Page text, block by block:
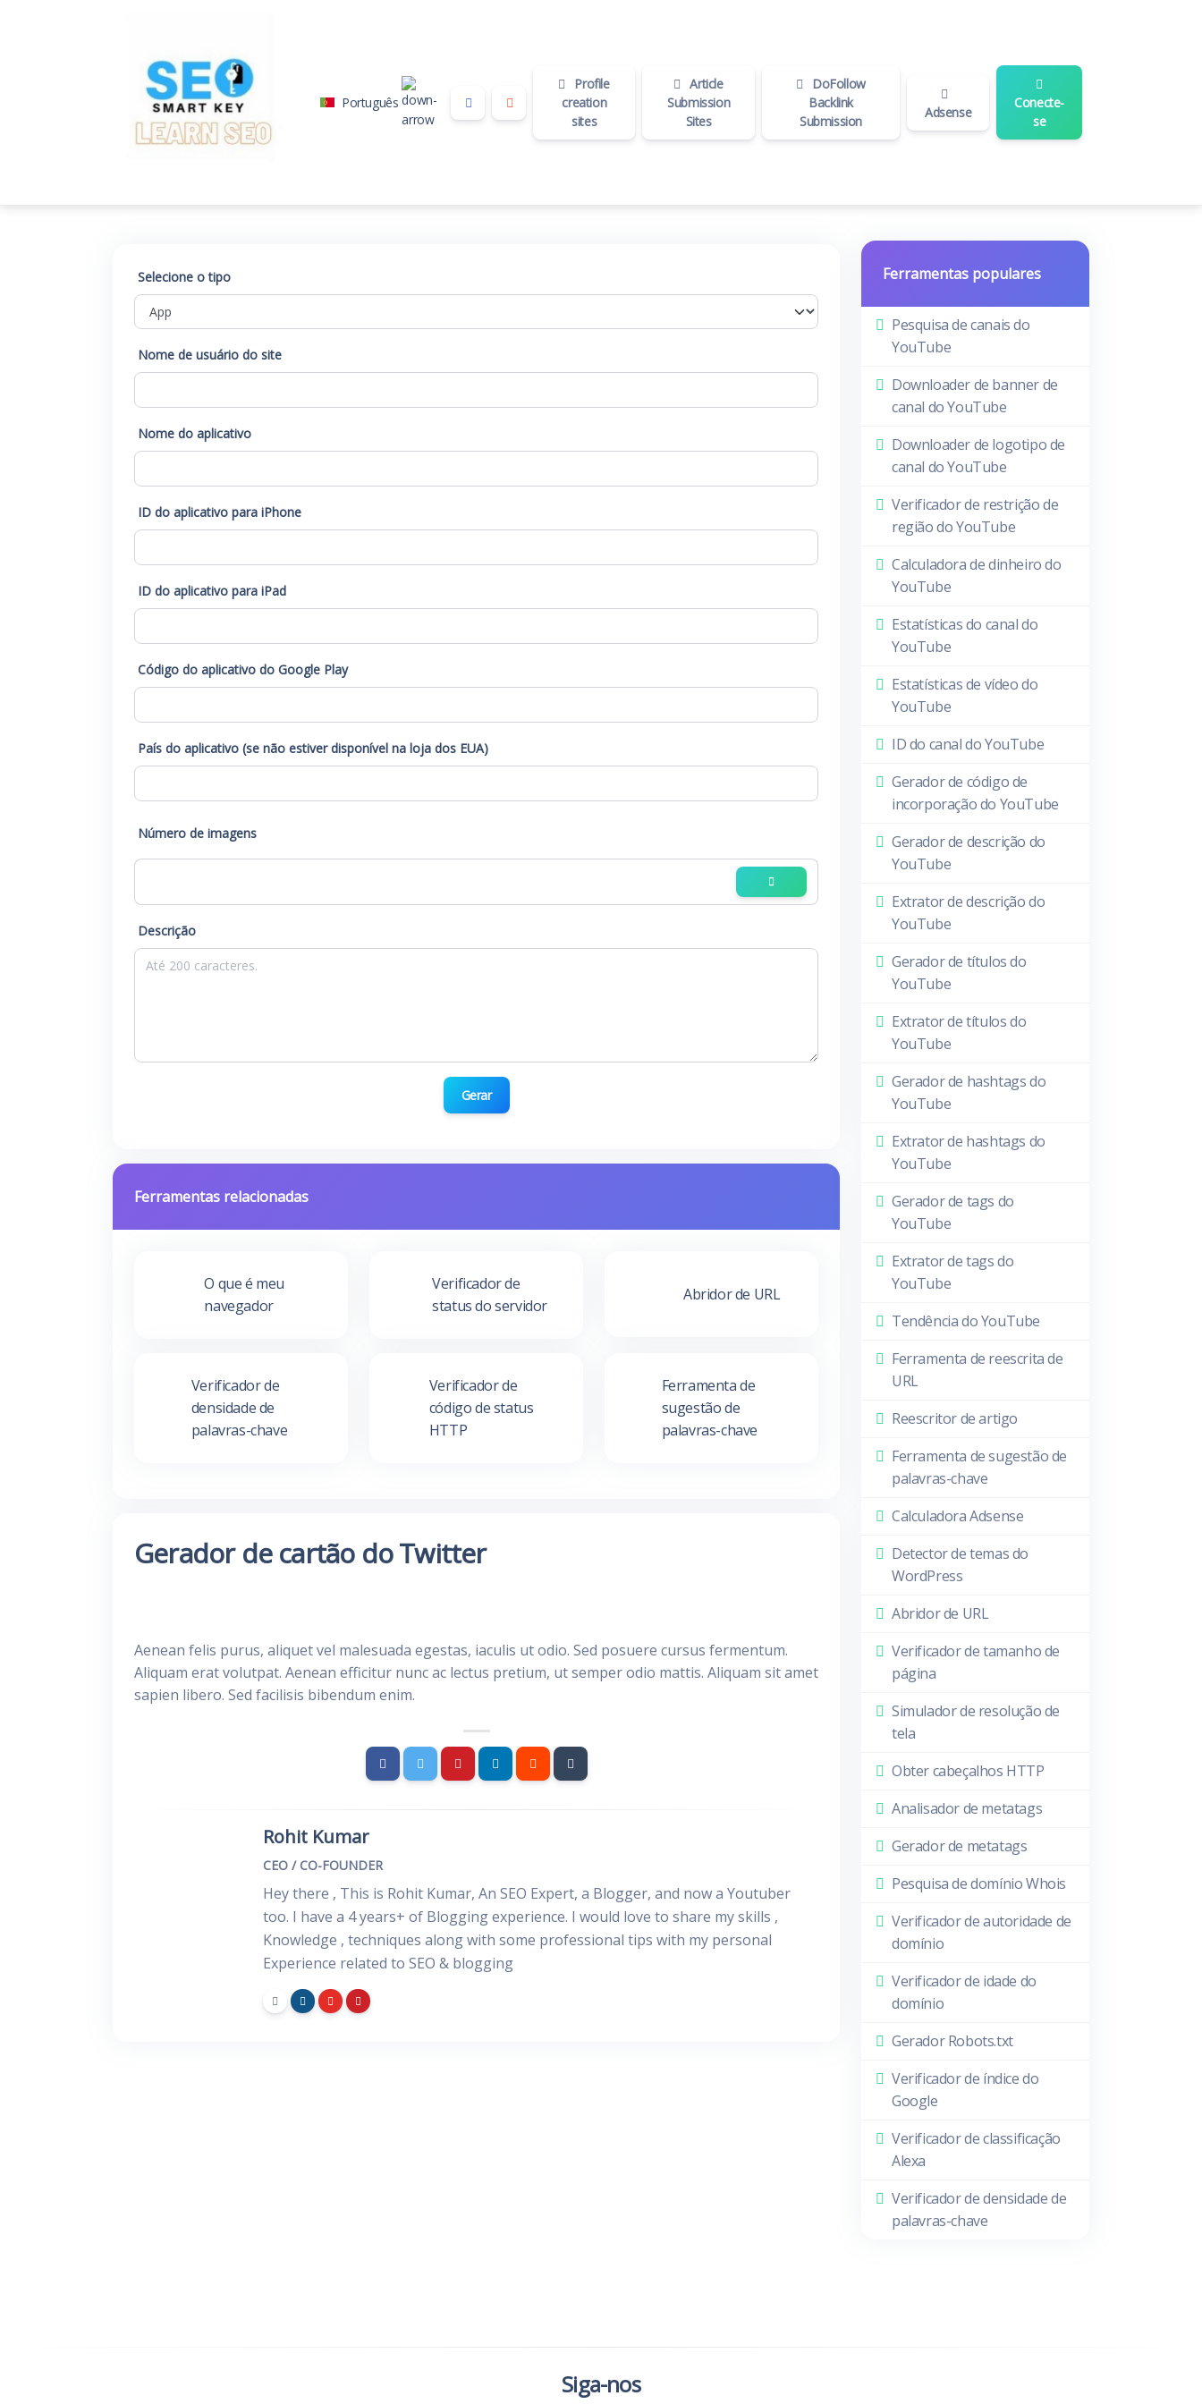
Português
Profile
creation
sites
Article
Submission
Sites
DoFollow
Backlink
Submission
Adsense
Conecte-
se
Selecione o tipo
Nome de usuário do site
Nome do aplicativo
ID do aplicativo para iPhone
ID do aplicativo para iPad
Código do aplicativo do Google Play
País do aplicativo (se não estiver disponível na loja dos EUA)
Número de imagens
Descrição
Gerar
Ferramentas relacionadas
O que é meu
navegador
Verificador de
status do servidor
Abridor de URL
Verificador de
densidade de
palavras-chave
Verificador de
código de status
HTTP
Ferramenta de
sugestão de
palavras-chave
Gerador de cartão do Twitter
Aenean felis purus, aliquet vel malesuada egestas, iaculis ut odio. Sed posuere cursus fermentum.
Aliquam erat volutpat. Aenean efficitur nunc ac lectus pretium, ut semper odio mattis. Aliquam sit amet
sapien libero. Sed facilisis bibendum enim.
Rohit Kumar
CEO / CO-FOUNDER
Hey there , This is Rohit Kumar, An SEO Expert, a Blogger, and now a Youtuber
too. I have a 4 years+ of Blogging experience. I would love to share my skills ,
Knowledge , techniques along with some professional tips with my personal
Experience related to SEO & blogging
Ferramentas populares
Pesquisa de canais do
YouTube
Downloader de banner de
canal do YouTube
Downloader de logotipo de
canal do YouTube
Verificador de restrição de
região do YouTube
Calculadora de dinheiro do
YouTube
Estatísticas do canal do
YouTube
Estatísticas de vídeo do
YouTube
ID do canal do YouTube
Gerador de código de
incorporação do YouTube
Gerador de descrição do
YouTube
Extrator de descrição do
YouTube
Gerador de títulos do
YouTube
Extrator de títulos do
YouTube
Gerador de hashtags do
YouTube
Extrator de hashtags do
YouTube
Gerador de tags do
YouTube
Extrator de tags do
YouTube
Tendência do YouTube
Ferramenta de reescrita de
URL
Reescritor de artigo
Ferramenta de sugestão de
palavras-chave
Calculadora Adsense
Detector de temas do
WordPress
Abridor de URL
Verificador de tamanho de
página
Simulador de resolução de
tela
Obter cabeçalhos HTTP
Analisador de metatags
Gerador de metatags
Pesquisa de domínio Whois
Verificador de autoridade de
domínio
Verificador de idade do
domínio
Gerador Robots.txt
Verificador de índice do
Google
Verificador de classificação
Alexa
Verificador de densidade de
palavras-chave
Siga-nos